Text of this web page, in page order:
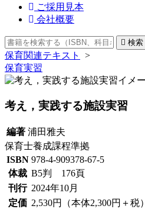
ご採用見本
会社概要
検索
保育関連テキスト
>
保育実習
考え，実践する施設実習
編著 浦田雅夫
保育士養成課程準拠
ISBN 978-4-909378-67-5
体裁 B5判 176頁
刊行 2024年10月
定価 2,530円（本体2,300円＋税）